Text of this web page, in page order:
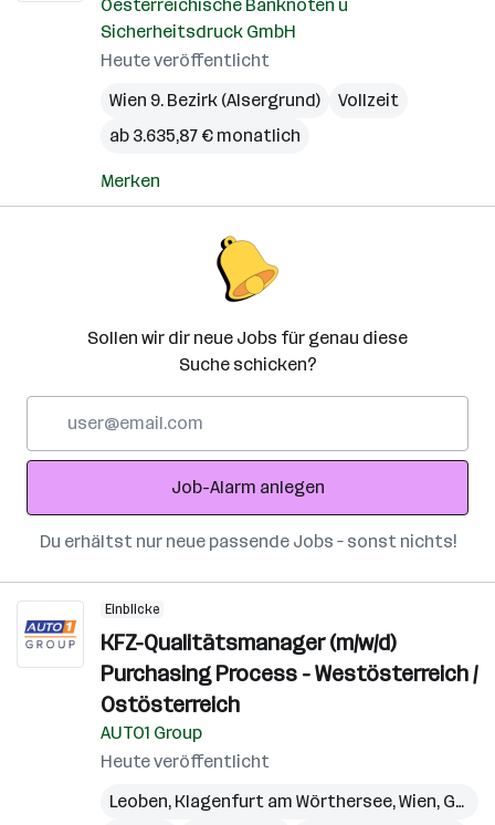
Oesterreichische Banknoten u
Sicherheitsdruck GmbH
Heute veröffentlicht
Wien 9. Bezirk (Alsergrund)
Vollzeit
ab 3.635,87 € monatlich
Merken
Sollen wir dir neue Jobs für genau diese
Suche schicken?
Adresse
Job-Alarm anlegen
Du erhältst nur neue passende Jobs – sonst nichts!
Einblicke
KFZ-Qualitätsmanager (m/w/d)
Purchasing Process - Westösterreich /
Ostösterreich
AUTO1 Group
Heute veröffentlicht
Leoben, Klagenfurt am Wörthersee,Wien, Graz